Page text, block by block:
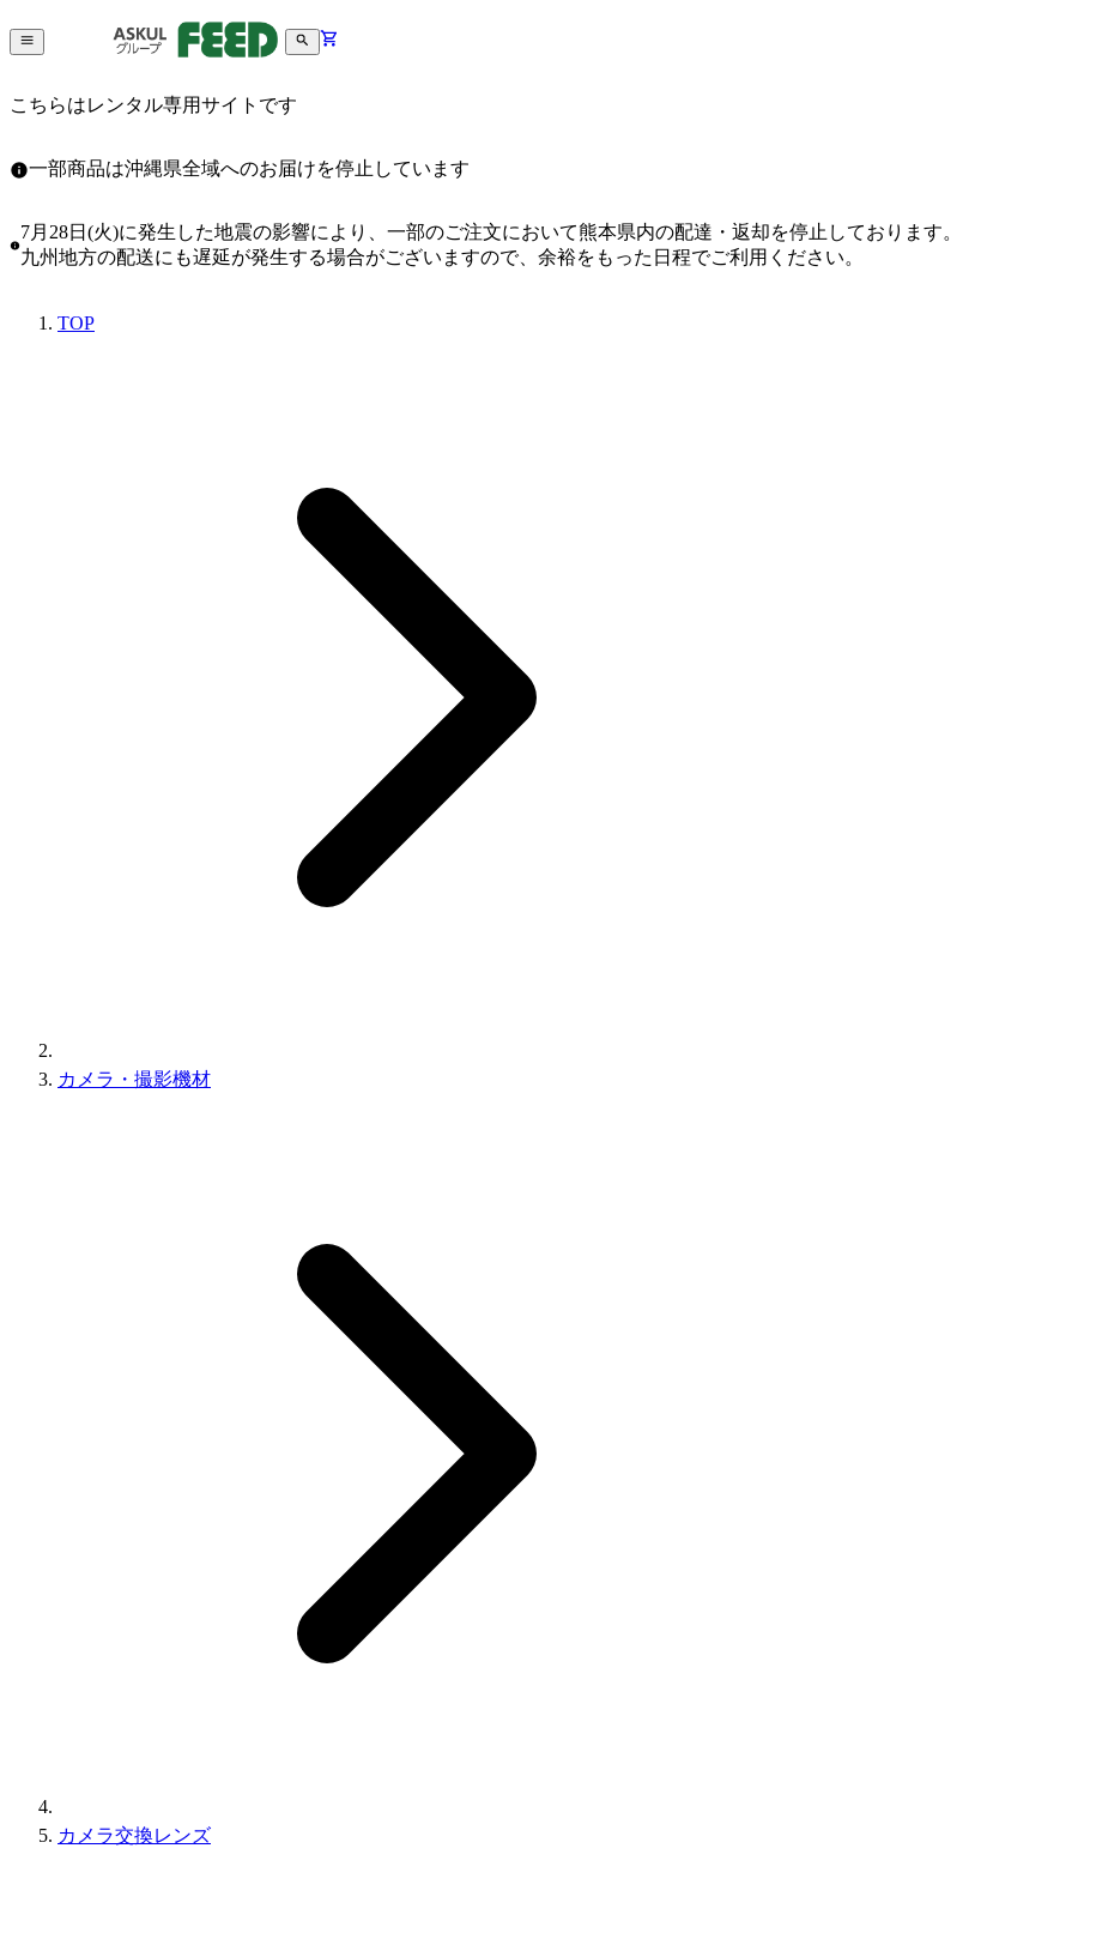
こちらはレンタル専用サイトです
一部商品は沖縄県全域へのお届けを停止しています
7月28日(火)に発生した地震の影響により、一部のご注文において熊本県内の配達・返却を停止しております。
九州地方の配送にも遅延が発生する場合がございますので、余裕をもった日程でご利用ください。
TOP
カメラ・撮影機材
カメラ交換レンズ